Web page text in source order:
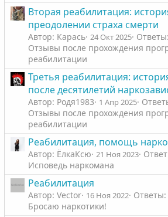
Вторая реабилитация:
преодолении страха смерти
Автор: Карась 24 Окт 2025
Отзывы после прохождения
реабилитации
Третья реабилитация:
после десятилетий
Автор: Родя1983 1 Апр 2025
Отзывы после прохождения
реабилитации
Реабилитация, помощь
Автор: ЁлкаКсю 21 Ноя 2023
Исповедь наркомана
Реабилитация
Автор: Vector 16 Ноя 2022 Ответы:
Бросаю наркотики!